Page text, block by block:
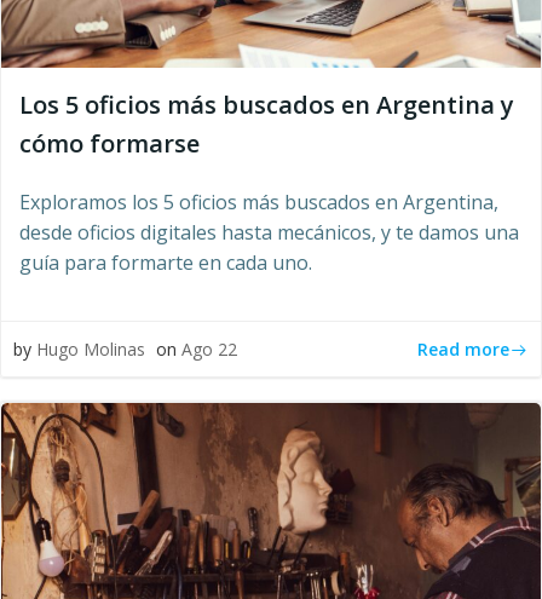
Los 5 oficios más buscados en Argentina y
cómo formarse
Exploramos los 5 oficios más buscados en Argentina,
desde oficios digitales hasta mecánicos, y te damos una
guía para formarte en cada uno.
by Hugo Molinas on Ago 22 Read more